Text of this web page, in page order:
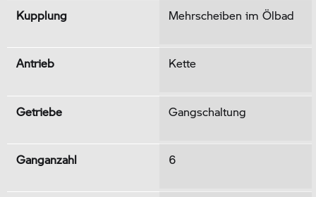
Kupplung Mehrscheiben im Ölbad
Antrieb Kette
Getriebe Gangschaltung
Ganganzahl 6